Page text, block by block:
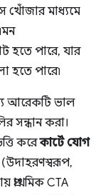
খোঁজার মাধ্যমে
হতে পারে, যার
হতে পারে৷
আরেকটি ভাল
সন্ধান করা।
করেকার্টে যোগ
(উদাহরণস্বরূপ,
CTA